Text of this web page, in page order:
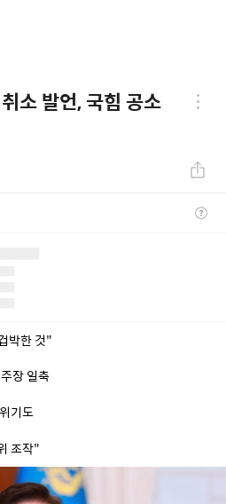
소 발언, 국힘 공소
박한 것"
장 일축
기도
조작"